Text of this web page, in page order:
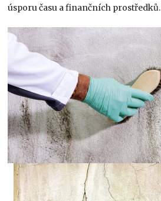
úsporu času a finančních prostředků.